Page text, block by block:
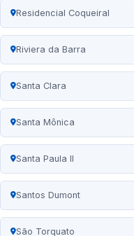
Residencial Coqueiral
Riviera da Barra
Santa Clara
Santa Mônica
Santa Paula II
Santos Dumont
São Torquato